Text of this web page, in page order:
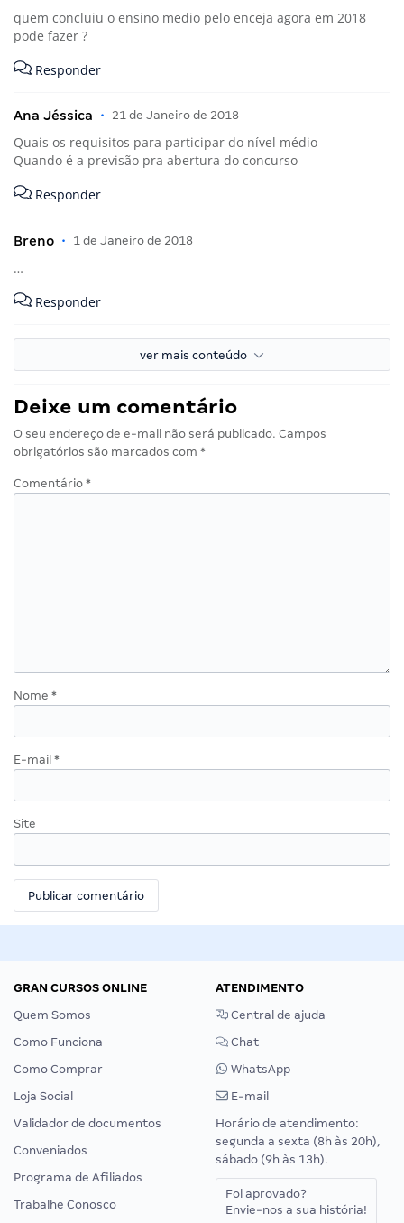
quem concluiu o ensino medio pelo enceja agora em 2018
pode fazer ?
Responder
Ana Jéssica • 21 de Janeiro de 2018
Quais os requisitos para participar do nível médio
Quando é a previsão pra abertura do concurso
Responder
Breno • 1 de Janeiro de 2018
…
Responder
ver mais conteúdo
Deixe um comentário
O seu endereço de e-mail não será publicado. Campos
obrigatórios são marcados com *
Comentário *
Nome *
E-mail *
Site
GRAN CURSOS ONLINE
Quem Somos
Como Funciona
Como Comprar
Loja Social
Validador de documentos
Conveniados
Programa de Afiliados
Trabalhe Conosco
ATENDIMENTO
Central de ajuda
Chat
WhatsApp
E-mail
Horário de atendimento:
segunda a sexta (8h às 20h),
sábado (9h às 13h).
Foi aprovado?
Envie-nos a sua história!